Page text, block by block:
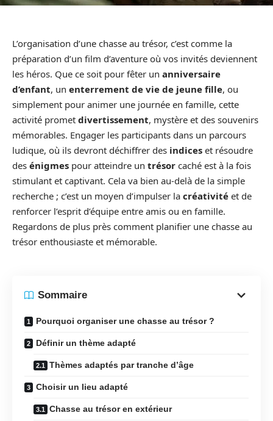
L’organisation d’une chasse au trésor, c’est comme la
préparation d’un film d’aventure où vos invités deviennent
les héros. Que ce soit pour fêter un anniversaire
d’enfant, un enterrement de vie de jeune fille, ou
simplement pour animer une journée en famille, cette
activité promet divertissement, mystère et des souvenirs
mémorables. Engager les participants dans un parcours
ludique, où ils devront déchiffrer des indices et résoudre
des énigmes pour atteindre un trésor caché est à la fois
stimulant et captivant. Cela va bien au-delà de la simple
recherche ; c’est un moyen d’impulser la créativité et de
renforcer l’esprit d’équipe entre amis ou en famille.
Regardons de plus près comment planifier une chasse au
trésor enthousiaste et mémorable.
Sommaire
Pourquoi organiser une chasse au trésor ?
Définir un thème adapté
Thèmes adaptés par tranche d’âge
Choisir un lieu adapté
Chasse au trésor en extérieur